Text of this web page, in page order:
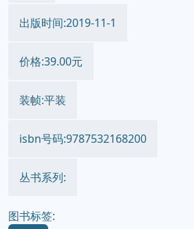
出版时间:2019-11-1
价格:39.00元
装帧:平装
isbn号码:9787532168200
丛书系列:
图书标签: